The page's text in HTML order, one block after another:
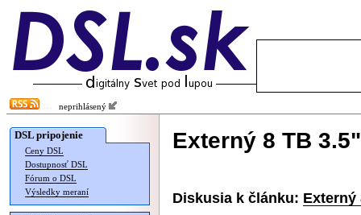
neprihlásený
DSL pripojenie
Ceny DSL
Dostupnosť DSL
Fórum o DSL
Výsledky meraní
Externý 8 TB
Diskusia k článku: Externý